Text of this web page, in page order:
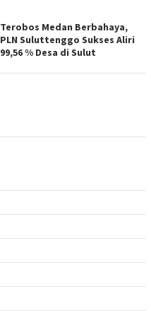
Terobos Medan Berbahaya,
PLN Suluttenggo Sukses Aliri
99,56 % Desa di Sulut